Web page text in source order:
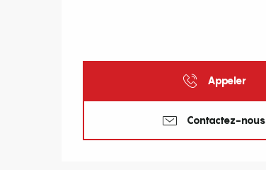
Appeler
Contactez-nous